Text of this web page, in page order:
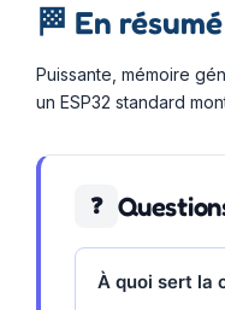
🏁 En résumé
Puissante, mémoire
un ESP32 standard
❓
À quoi sert la